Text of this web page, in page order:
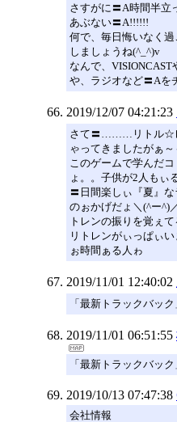
さすがに〓A時間半立
あぶない〓A!!!!!!
何で、毎日悔いなく
しましょうね(^_^)v
なんで、
や、ラジオなど〓Aを
2019/12/07 04:21:23
さて〓………リトル☆
ゃってきましたがぁ～
このゲームで学んだ
ょ。。子供が2人もぃ
〓日間楽しぃ『夏』
のぉかげだょ＼(^ー^)
トレンの振りを覚ぇ
リトレンがぃっぱぃ
ぉ時間ぁる人ゎ
2019/11/01 12:40:02
「最新トラックバッ
2019/11/01 06:51:55
「最新トラックバッ
2019/10/13 07:47:38
会社情報